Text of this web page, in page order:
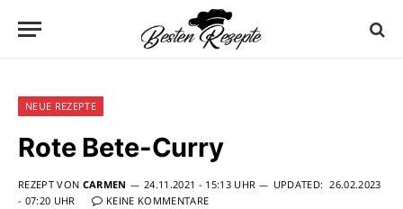
NEUE REZEPTE
Rote Bete-Curry
REZEPT VON CARMEN 24.11.2021 - 15:13 UHR UPDATED: 26.02.2023
- 07:20 UHR
KEINE KOMMENTARE